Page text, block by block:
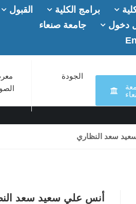
برامج الكلية القبول
دخول
جامعة صنعاء
الجودة
سعد النظاري
أنس علي سعيد سعد